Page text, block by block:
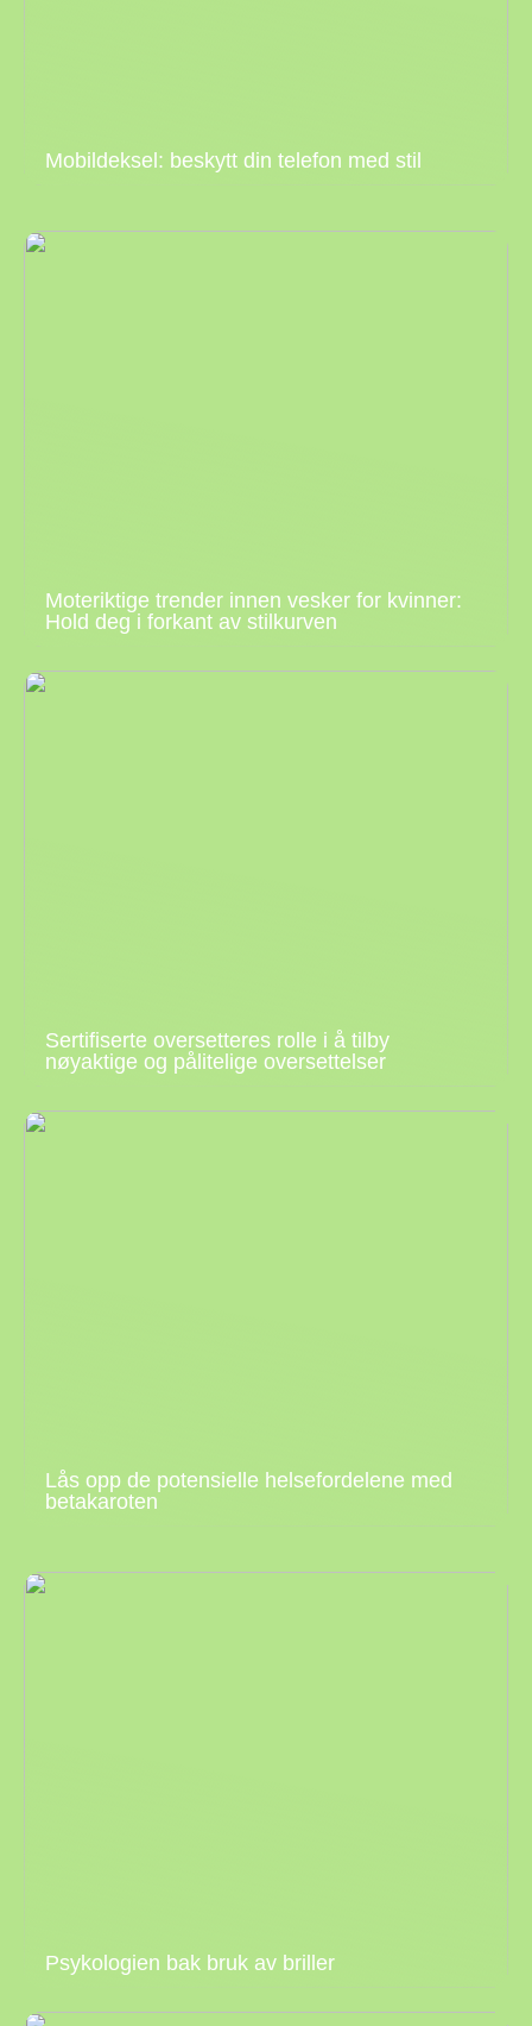
Mobildeksel: beskytt din telefon med stil
Moteriktige trender innen vesker for kvinner:
Hold deg i forkant av stilkurven
Sertifiserte oversetteres rolle i å tilby
nøyaktige og pålitelige oversettelser
Lås opp de potensielle helsefordelene med
betakaroten
Psykologien bak bruk av briller